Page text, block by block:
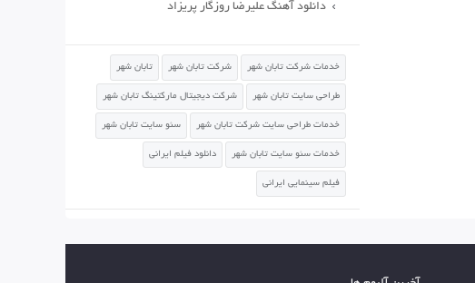
دانلود آهنگ علیرضا روزگار پریزاد
خدمات شرکت تابان شهر شرکت تابان شهر تابان شهر
طراحی سایت تابان شهر شرکت دیجیتال مارکتینگ تابان شهر
خدمات طراحی سایت شرکت تابان شهر سئو سایت تابان شهر
خدمات سئو سایت تابان شهر دانلود فیلم ایرانی
فیلم سینمایی ایرانی